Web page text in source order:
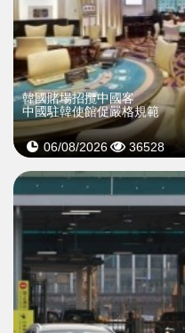
韓國賭場招攬中國客
中國駐韓使館促嚴格規範
06/08/2026 36528